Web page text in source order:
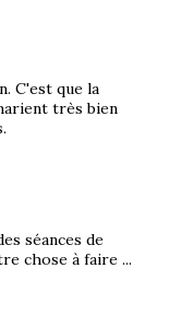
C'est que la
très bien
séances de
chose à faire ...